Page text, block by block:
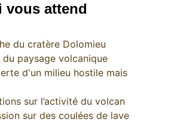
vous attend
du cratère Dolomieu
du paysage volcanique
d'un milieu hostile mais
sur l’activité du volcan
sur des coulées de lave